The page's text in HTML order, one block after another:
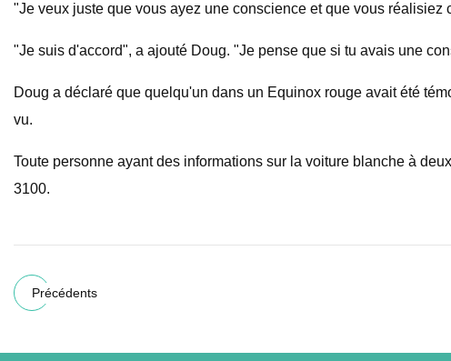
"Je veux juste que vous ayez une conscience et que vous
"Je suis d'accord", a ajouté Doug. "Je pense que si tu avais une
Doug a déclaré que quelqu'un dans un Equinox rouge avait été
vu.
Toute personne ayant des informations sur la voiture blanche à
3100.
Précédents